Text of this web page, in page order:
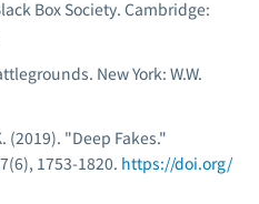
Box Society. Cambridge:
. New York: W.W.
(2019). "Deep Fakes."
1753-1820. https://doi.org/